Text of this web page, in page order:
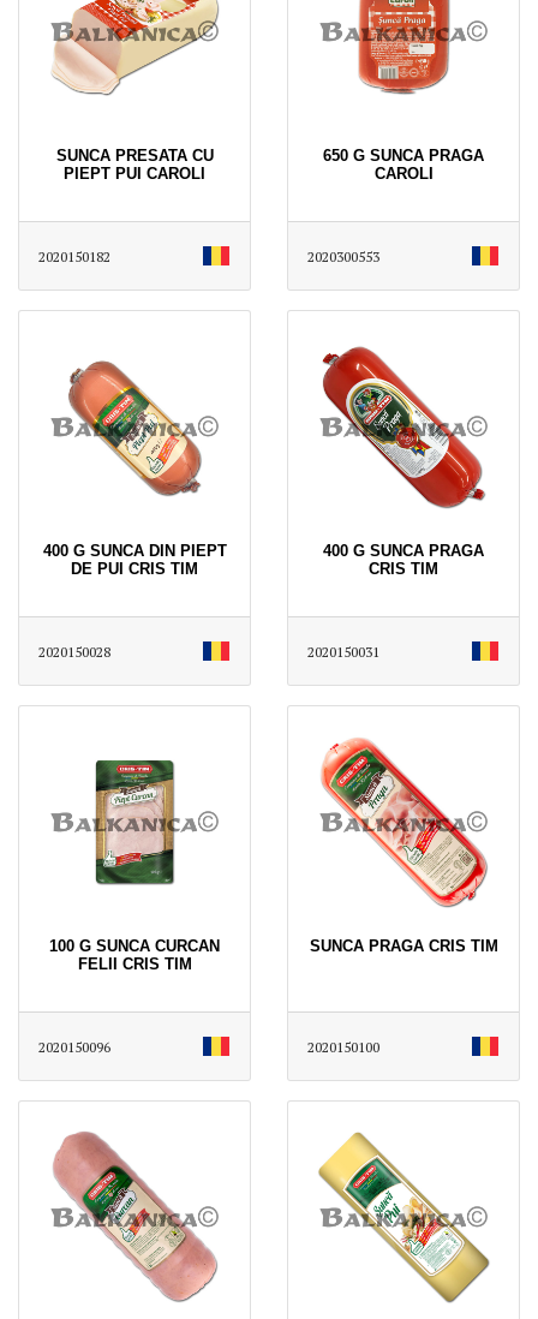
SUNCA PRESATA CU
PIEPT PUI CAROLI
2020150182
650 G SUNCA PRAGA
CAROLI
2020300553
400 G SUNCA DIN PIEPT
DE PUI CRIS TIM
2020150028
400 G SUNCA PRAGA
CRIS TIM
2020150031
100 G SUNCA CURCAN
FELII CRIS TIM
2020150096
SUNCA PRAGA CRIS TIM
2020150100